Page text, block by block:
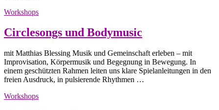
Workshops
Circlesongs und Bodymusic
mit Matthias Blessing Musik und Gemeinschaft erleben – mit
Improvisation, Körpermusik und Begegnung in Bewegung. In
einem geschützten Rahmen leiten uns klare Spielanleitungen in den
freien Ausdruck, in pulsierende Rhythmen …
Workshops